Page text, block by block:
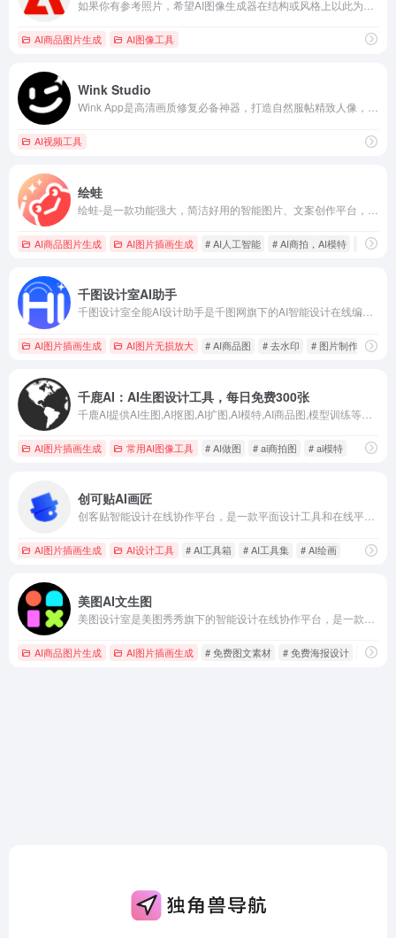
AI商品图片生成 AI图像工具
Wink Studio
AI视频工具
绘蛙
AI商品图片生成 AI图片插画生成 # AI人工智能 # AI商拍，AI模特 # AI工
千图设计室AI助手
AI图片插画生成 AI图片无损放大 # AI商品图 # 去水印 # 图片制作
千鹿AI：AI生图设计工具，每日免费300张
AI图片插画生成 常用AI图像工具 # AI做图 # ai商拍图 # ai模特
创可贴AI画匠
AI图片插画生成 AI设计工具 # AI工具箱 # AI工具集 # AI绘画
美图AI文生图
AI商品图片生成 AI图片插画生成 # 免费图文素材 # 免费海报设计 # 平面